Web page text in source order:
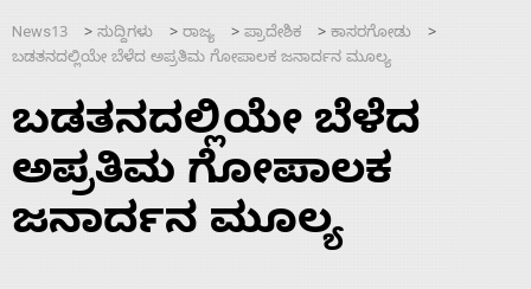
News13 > ಸುದ್ದಿಗಳು > ರಾಜ್ಯ > ಪ್ರಾದೇಶಿಕ > ಕಾಸರಗೋಡು >
ಬಡತನದಲ್ಲಿಯೇ ಬೆಳೆದ ಅಪ್ರತಿಮ ಗೋಪಾಲಕ ಜನಾರ್ದನ ಮೂಲ್ಯ
ಬಡತನದಲ್ಲಿಯೇ ಬೆಳೆದ
ಅಪ್ರತಿಮ ಗೋಪಾಲಕ
ಜನಾರ್ದನ ಮೂಲ್ಯ